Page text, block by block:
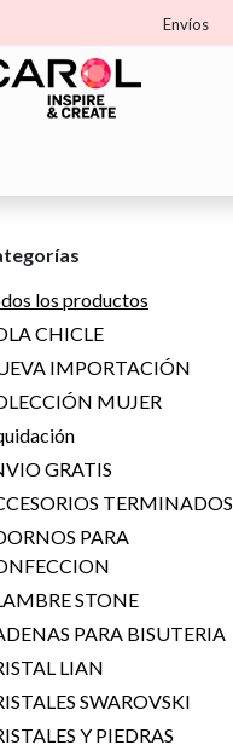
Envíos
los productos
CHICLE
IMPORTACIÓN
MUJER
GRATIS
TERMINADOS
PARA
STONE
PARA BISUTERIA
LIAN
SWAROVSKI
Y PIEDRAS